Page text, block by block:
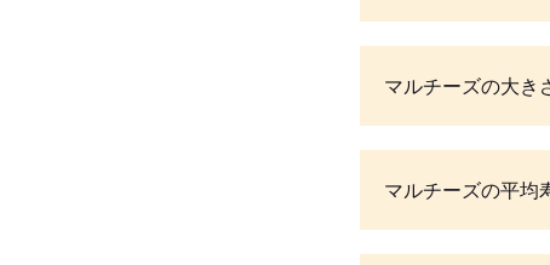
マルチーズの大き
マルチーズの平均